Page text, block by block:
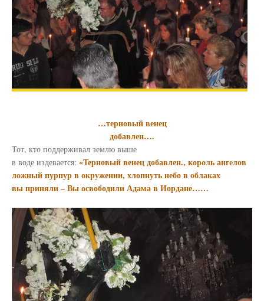
…терновый венец
добавлен….
Тот, кто поддерживал землю выше
в воде издевается: «Терновый венец добавлен., король ангелов
ложный пурпур в окружении, хлопнуть небо в облаках
вы приняли – Вы освободили Адама в Иордане……